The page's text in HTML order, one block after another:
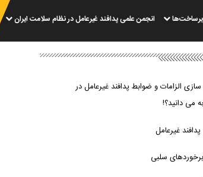
انجمن علمی پدافند غیرعامل در نظام سلامت ایران
سازی الزامات و ضوابط پدافند غیرعامل در
می دانید؟!
غیرعامل
سلبی